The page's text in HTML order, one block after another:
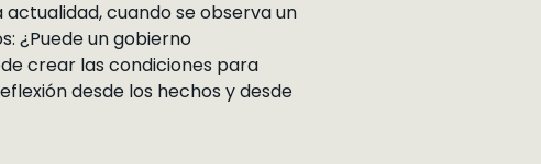
cuando se observa un
¿Puede un gobierno
crear las condiciones para
desde los hechos y desde